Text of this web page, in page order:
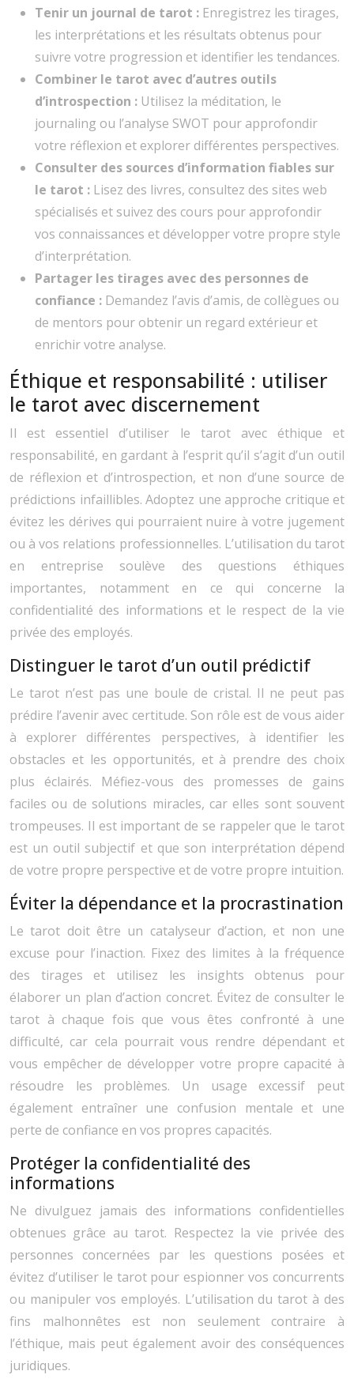
Tenir un journal de tarot : Enregistrez les tirages,
les interprétations et les résultats obtenus pour
suivre votre progression et identifier les tendances.
Combiner le tarot avec d’autres outils
d’introspection : Utilisez la méditation, le
journaling ou l’analyse SWOT pour approfondir
votre réflexion et explorer différentes perspectives.
Consulter des sources d’information fiables sur
le tarot : Lisez des livres, consultez des sites web
spécialisés et suivez des cours pour approfondir
vos connaissances et développer votre propre style
d’interprétation.
Partager les tirages avec des personnes de
confiance : Demandez l’avis d’amis, de collègues ou
de mentors pour obtenir un regard extérieur et
enrichir votre analyse.
Éthique et responsabilité : utiliser
le tarot avec discernement
Il est essentiel d’utiliser le tarot avec éthique et
responsabilité, en gardant à l’esprit qu’il s’agit d’un outil
de réflexion et d’introspection, et non d’une source de
prédictions infaillibles. Adoptez une approche critique et
évitez les dérives qui pourraient nuire à votre jugement
ou à vos relations professionnelles. L’utilisation du tarot
en entreprise soulève des questions éthiques
importantes, notamment en ce qui concerne la
confidentialité des informations et le respect de la vie
privée des employés.
Distinguer le tarot d’un outil prédictif
Le tarot n’est pas une boule de cristal. Il ne peut pas
prédire l’avenir avec certitude. Son rôle est de vous aider
à explorer différentes perspectives, à identifier les
obstacles et les opportunités, et à prendre des choix
plus éclairés. Méfiez-vous des promesses de gains
faciles ou de solutions miracles, car elles sont souvent
trompeuses. Il est important de se rappeler que le tarot
est un outil subjectif et que son interprétation dépend
de votre propre perspective et de votre propre intuition.
Éviter la dépendance et la procrastination
Le tarot doit être un catalyseur d’action, et non une
excuse pour l’inaction. Fixez des limites à la fréquence
des tirages et utilisez les insights obtenus pour
élaborer un plan d’action concret. Évitez de consulter le
tarot à chaque fois que vous êtes confronté à une
difficulté, car cela pourrait vous rendre dépendant et
vous empêcher de développer votre propre capacité à
résoudre les problèmes. Un usage excessif peut
également entraîner une confusion mentale et une
perte de confiance en vos propres capacités.
Protéger la confidentialité des
informations
Ne divulguez jamais des informations confidentielles
obtenues grâce au tarot. Respectez la vie privée des
personnes concernées par les questions posées et
évitez d’utiliser le tarot pour espionner vos concurrents
ou manipuler vos employés. L’utilisation du tarot à des
fins malhonnêtes est non seulement contraire à
l’éthique, mais peut également avoir des conséquences
juridiques.